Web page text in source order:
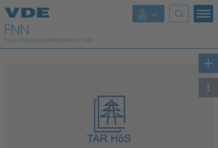
Top Themen
Fokusthemen